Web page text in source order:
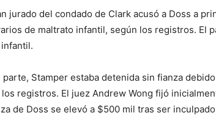
jurado del condado de Clark acusó a Doss a
de maltrato infantil, según los registros. El
parte, Stamper estaba detenida sin fianza
registros. El juez Andrew Wong fijó
de Doss se elevó a $500 mil tras ser